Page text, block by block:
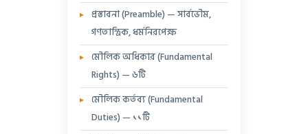
প্রস্তাবনা (Preamble) — সার্বভৌম,
গণতান্ত্রিক, ধর্মনিরপেক্ষ
মৌলিক অধিকার (Fundamental
Rights) — ৬টি
মৌলিক কর্তব্য (Fundamental
Duties) — ১১টি